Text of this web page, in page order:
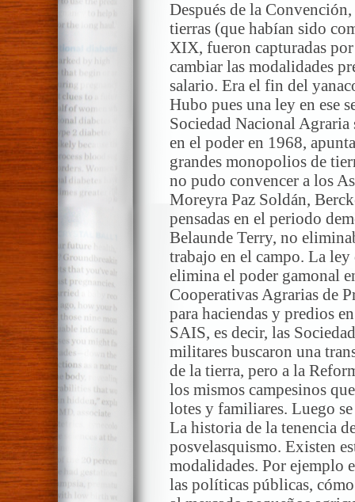
Después de la
tierras (que habían sido
XIX, fueron capturadas
cambiar las modalidades
salario. Era el fin del
Hubo pues una ley en ese
Sociedad Nacional Agraria
en el poder en 1968,
grandes monopolios de
no pudo convencer a los
Moreyra Paz Soldán,
pensadas en el periodo
Belaunde Terry, no
trabajo en el campo. La
elimina el poder gamonal
Cooperativas Agrarias de
para haciendas y predios
SAIS, es decir, las
militares buscaron una
de la tierra, pero a la
los mismos campesinos
lotes y familiares. Luego
La historia de la tenencia
posvelasquismo. Existen
modalidades. Por ejemplo
las políticas públicas,